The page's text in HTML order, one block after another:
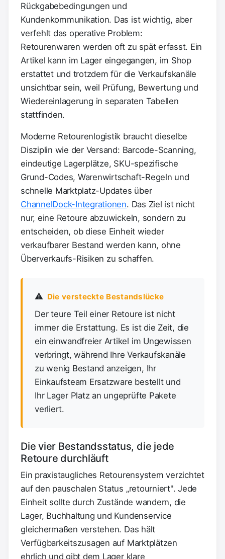
Rückgabebedingungen und
Kundenkommunikation. Das ist wichtig, aber
verfehlt das operative Problem:
Retourenwaren werden oft zu spät erfasst. Ein
Artikel kann im Lager eingegangen, im Shop
erstattet und trotzdem für die Verkaufskanäle
unsichtbar sein, weil Prüfung, Bewertung und
Wiedereinlagerung in separaten Tabellen
stattfinden.
Moderne Retourenlogistik braucht dieselbe
Disziplin wie der Versand: Barcode-Scanning,
eindeutige Lagerplätze, SKU-spezifische
Grund-Codes, Warenwirtschaft-Regeln und
schnelle Marktplatz-Updates über
ChannelDock-Integrationen. Das Ziel ist nicht
nur, eine Retoure abzuwickeln, sondern zu
entscheiden, ob diese Einheit wieder
verkaufbarer Bestand werden kann, ohne
Überverkaufs-Risiken zu schaffen.
⚠️ Die versteckte Bestandslücke
Der teure Teil einer Retoure ist nicht
immer die Erstattung. Es ist die Zeit, die
ein einwandfreier Artikel im Ungewissen
verbringt, während Ihre Verkaufskanäle
zu wenig Bestand anzeigen, Ihr
Einkaufsteam Ersatzware bestellt und
Ihr Lager Platz an ungeprüfte Pakete
verliert.
Die vier Bestandsstatus, die jede
Retoure durchläuft
Ein praxistaugliches Retourensystem verzichtet
auf den pauschalen Status „retourniert". Jede
Einheit sollte durch Zustände wandern, die
Lager, Buchhaltung und Kundenservice
gleichermaßen verstehen. Das hält
Verfügbarkeitszusagen auf Marktplätzen
ehrlich und gibt dem Lager klare